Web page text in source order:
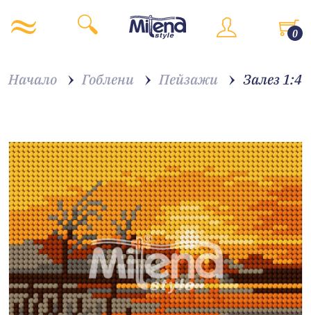
0
Начало Гоблени Пейзажи Залез 1:4